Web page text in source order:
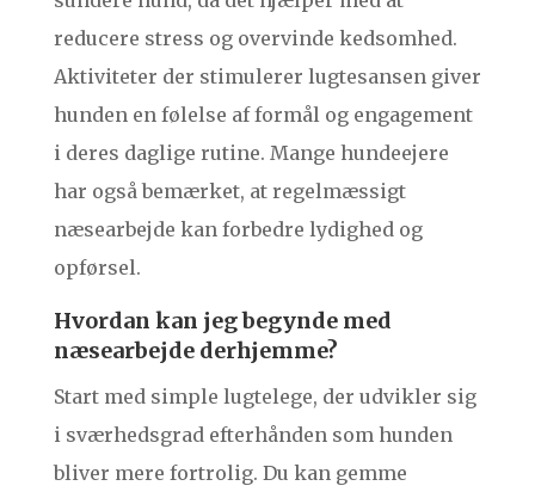
reducere stress og overvinde kedsomhed.
Aktiviteter der stimulerer lugtesansen giver
hunden en følelse af formål og engagement
i deres daglige rutine. Mange hundeejere
har også bemærket, at regelmæssigt
næsearbejde kan forbedre lydighed og
opførsel.
Hvordan kan jeg begynde med
næsearbejde derhjemme?
Start med simple lugtelege, der udvikler sig
i sværhedsgrad efterhånden som hunden
bliver mere fortrolig. Du kan gemme